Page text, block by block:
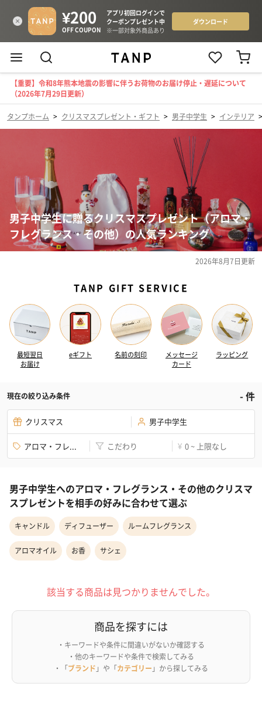
【重要】令和8年熊本地震の影響に伴うお荷物のお届け停止・遅延について
（2026年7月29日更新）
タンプホーム > クリスマスプレゼント・ギフト > 男子中学生 > インテリア
男子中学生に贈るクリスマスプレゼント（アロマ・
フレグランス・その他）の人気ランキング
2026年8月7日更新
TANP GIFT SERVICE
最短翌日
お届け
eギフト 名前の刻印
メッセージ
カード
ラッピング
現在の絞り込み条件 -件
クリスマス 男子中学生
アロマ・フレ... こだわり ¥ 0 ~ 上限なし
男子中学生へのアロマ・フレグランス・その他のクリスマ
スプレゼントを相手の好みに合わせて選ぶ
キャンドル ディフューザー ルームフレグランス
アロマオイル お香 サシェ
該当する商品は見つかりませんでした。
商品を探すには
・キーワードや条件に間違いがないか確認する
・他のキーワードや条件で検索してみる
・「ブランド 」や「カテゴリー 」から探してみる